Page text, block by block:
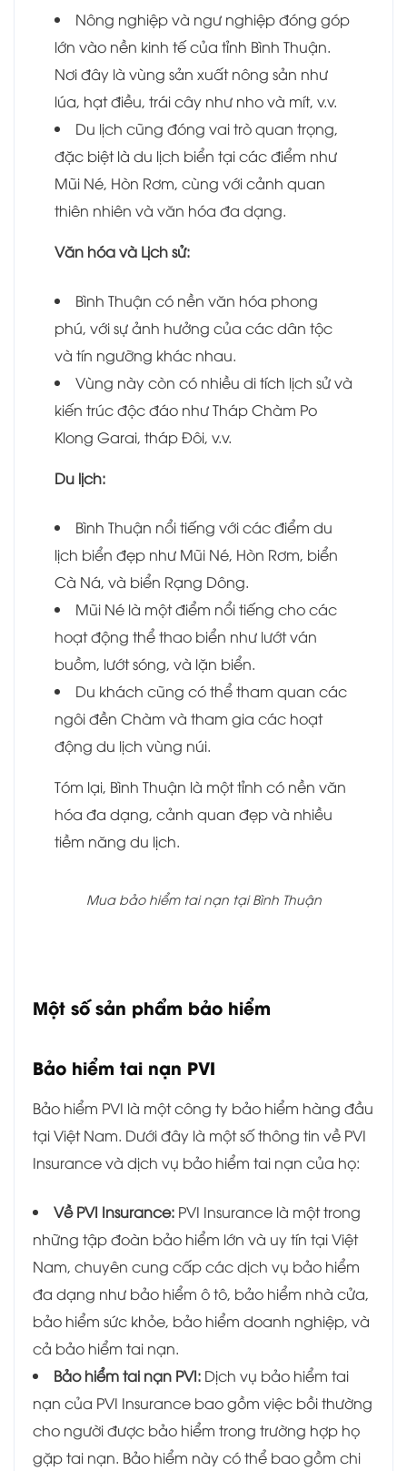
Nông nghiệp và ngư nghiệp đóng góp
lớn vào nền kinh tế của tỉnh Bình Thuận.
Nơi đây là vùng sản xuất nông sản như
lúa, hạt điều, trái cây như nho và mít, v.v.
Du lịch cũng đóng vai trò quan trọng,
đặc biệt là du lịch biển tại các điểm như
Mũi Né, Hòn Rơm, cùng với cảnh quan
thiên nhiên và văn hóa đa dạng.
Văn hóa và Lịch sử:
Bình Thuận có nền văn hóa phong
phú, với sự ảnh hưởng của các dân tộc
và tín ngưỡng khác nhau.
Vùng này còn có nhiều di tích lịch sử và
kiến trúc độc đáo như Tháp Chàm Po
Klong Garai, tháp Đôi, v.v.
Du lịch:
Bình Thuận nổi tiếng với các điểm du
lịch biển đẹp như Mũi Né, Hòn Rơm, biển
Cà Ná, và biển Rạng Dông.
Mũi Né là một điểm nổi tiếng cho các
hoạt động thể thao biển như lướt ván
buồm, lướt sóng, và lặn biển.
Du khách cũng có thể tham quan các
ngôi đền Chàm và tham gia các hoạt
động du lịch vùng núi.
Tóm lại, Bình Thuận là một tỉnh có nền văn
hóa đa dạng, cảnh quan đẹp và nhiều
tiềm năng du lịch.
Mua bảo hiểm tai nạn tại Bình Thuận
Một số sản phẩm bảo hiểm
Bảo hiểm tai nạn PVI
Bảo hiểm PVI là một công ty bảo hiểm hàng đầu
tại Việt Nam. Dưới đây là một số thông tin về PVI
Insurance và dịch vụ bảo hiểm tai nạn của họ:
Về PVI Insurance: PVI Insurance là một trong
những tập đoàn bảo hiểm lớn và uy tín tại Việt
Nam, chuyên cung cấp các dịch vụ bảo hiểm
đa dạng như bảo hiểm ô tô, bảo hiểm nhà cửa,
bảo hiểm sức khỏe, bảo hiểm doanh nghiệp, và
cả bảo hiểm tai nạn.
Bảo hiểm tai nạn PVI: Dịch vụ bảo hiểm tai
nạn của PVI Insurance bao gồm việc bồi thường
cho người được bảo hiểm trong trường hợp họ
gặp tai nạn. Bảo hiểm này có thể bao gồm chi